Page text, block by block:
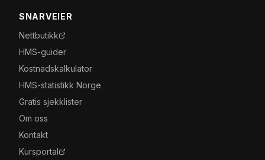
SNARVEIER
Nettbutikk
HMS-guider
Kostnadskalkulator
HMS-statistikk Norge
Gratis sjekklister
Om oss
Kontakt
Kursportal